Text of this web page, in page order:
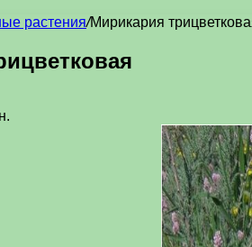
растения/Мирикария